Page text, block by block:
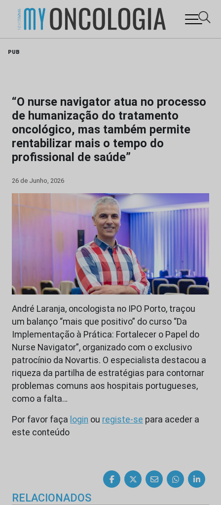
PUB
“O nurse navigator atua no processo
de humanização do tratamento
oncológico, mas também permite
rentabilizar mais o tempo do
profissional de saúde”
26 de Junho, 2026
André Laranja, oncologista no IPO Porto, traçou
um balanço “mais que positivo” do curso “Da
Implementação à Prática: Fortalecer o Papel do
Nurse Navigator”, organizado com o exclusivo
patrocínio da Novartis. O especialista destacou a
riqueza da partilha de estratégias para contornar
problemas comuns aos hospitais portugueses,
como a falta…
Por favor faça login ou registe-se para aceder a
este conteúdo
RELACIONADOS